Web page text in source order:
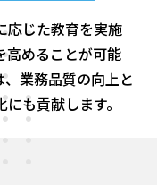
応じた教育を実施
高めることが可能
業務品質の向上と
も貢献します。